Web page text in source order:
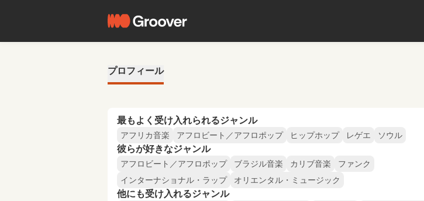
プロフィール
最もよく受け入れられるジャンル
アフリカ音楽 アフロビート／アフロポップ ヒップホップ レゲエ ソウル
彼らが好きなジャンル
アフロビート／アフロポップ ブラジル音楽 カリブ音楽
ファンク
インターナショナル・ラップ
オリエンタル・ミュージック
他にも受け入れるジャンル